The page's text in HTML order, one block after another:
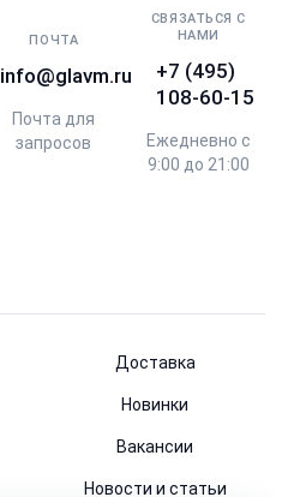
ПОЧТА
info@glavm.ru
Почта для
запросов
СВЯЗАТЬСЯ С
НАМИ
+7 (495)
108-60-15
Ежедневно с
9:00 до 21:00
Доставка
Новинки
Вакансии
Новости и статьи